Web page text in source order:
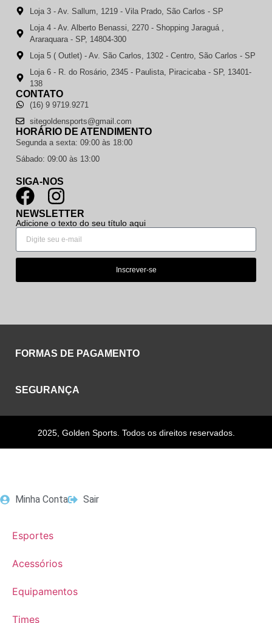
Loja 3 - Av. Sallum, 1219 - Vila Prado, São Carlos - SP
Loja 4 - Av. Alberto Benassi, 2270 - Shopping Jaraguá ,
Araraquara - SP, 14804-300
Loja 5 ( Outlet) - Av. São Carlos, 1302 - Centro, São Carlos - SP
Loja 6 - R. do Rosário, 2345 - Paulista, Piracicaba - SP, 13401-
138
CONTATO
(16) 9 9719.9271
sitegoldensports@gmail.com
HORÁRIO DE ATENDIMENTO
Segunda a sexta: 09:00 às 18:00
Sábado: 09:00 às 13:00
SIGA-NOS
NEWSLETTER
Adicione o texto do seu título aqui
Inscrever-se
FORMAS DE PAGAMENTO
SEGURANÇA
2025, Golden Sports. Todos os direitos reservados.
Minha Conta Sair
Esportes
Acessórios
Equipamentos
Times